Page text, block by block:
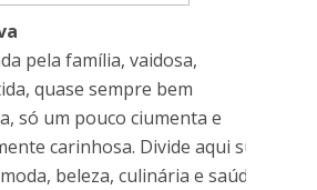
pela família, vaidosa,
quase sempre bem
só um pouco ciumenta e
carinhosa. Divide aqui suas
beleza, culinária e saúde.